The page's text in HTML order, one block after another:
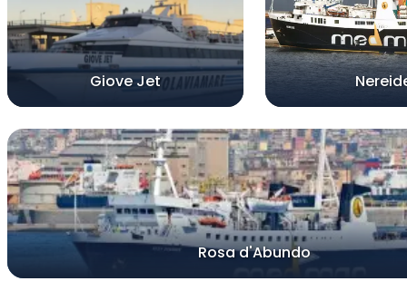
Giove Jet
Rosa d'Abundo